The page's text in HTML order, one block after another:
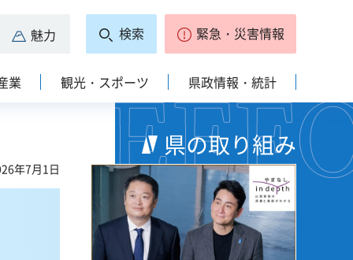
魅力 検索 緊急・災害情報
業 観光・スポーツ 県政情報・統計
年7月1日
県の取り組み